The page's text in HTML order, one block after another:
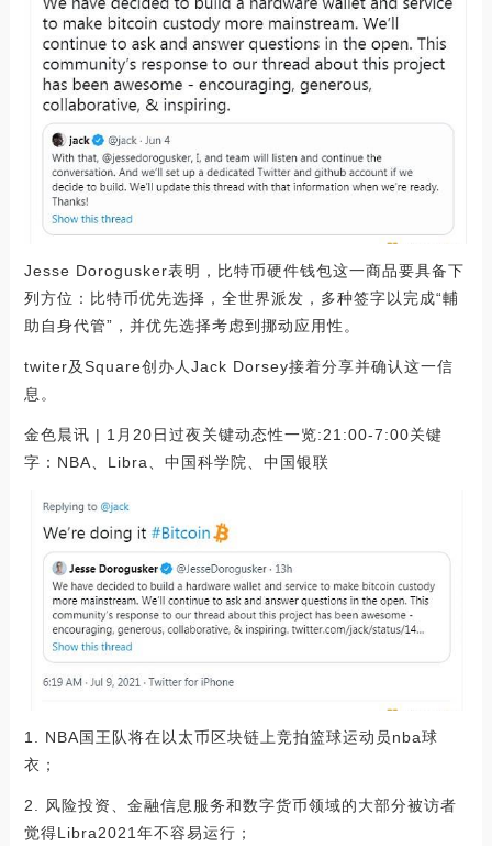
Jesse Dorogusker表明，比特币硬件钱包这一商品要具备下
列方位：比特币优先选择，全世界派发，多种签字以完成“輔
助自身代管”，并优先选择考虑到挪动应用性。
twiter及Square创办人Jack Dorsey接着分享并确认这一信
息。
金色晨讯 | 1月20日过夜关键动态性一览:21:00-7:00关键
字：NBA、Libra、中国科学院、中国银联
1. NBA国王队将在以太币区块链上竞拍篮球运动员nba球
衣；
2. 风险投资、金融信息服务和数字货币领域的大部分被访者
觉得Libra2021年不容易运行；